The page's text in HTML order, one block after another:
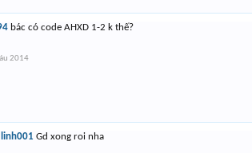
bác có code AHXD 1-2 k thế?
2014
Gd xong roi nha